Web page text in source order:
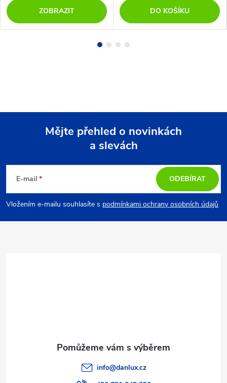
ZOBRAZIT DO KOŠÍKU
p
a
Mějte přehled o novinkách
a slevách
E-mail
Vložením e-mailu souhlasíte s podmínkami ochrany osobních údajů
ODEBÍRAT
info@danlux.cz